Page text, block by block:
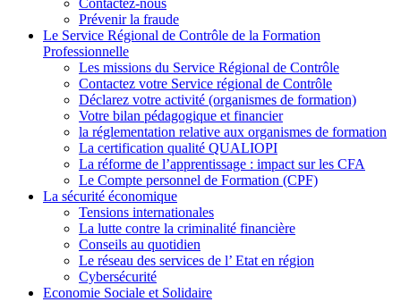
Contactez-nous
Prévenir la fraude
Le Service Régional de Contrôle de la Formation
Professionnelle
Les missions du Service Régional de Contrôle
Contactez votre Service régional de Contrôle
Déclarez votre activité (organismes de formation)
Votre bilan pédagogique et financier
la réglementation relative aux organismes de formation
La certification qualité QUALIOPI
La réforme de l’apprentissage : impact sur les CFA
Le Compte personnel de Formation (CPF)
La sécurité économique
Tensions internationales
La lutte contre la criminalité financière
Conseils au quotidien
Le réseau des services de l’ Etat en région
Cybersécurité
Economie Sociale et Solidaire